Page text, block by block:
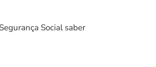
Social saber